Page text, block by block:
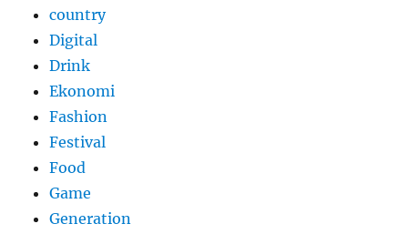
country
Digital
Drink
Ekonomi
Fashion
Festival
Food
Game
Generation